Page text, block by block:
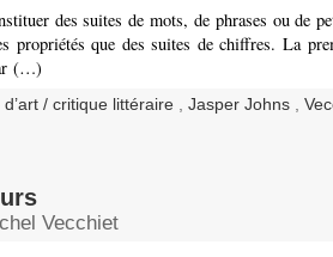
des suites de mots, de phrases ou de
propriétés que des suites de chiffres. La
(…)
/ critique littéraire Jasper Johns
Vecchiet